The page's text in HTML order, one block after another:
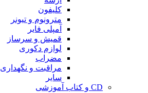
کلیفون
مترونوم و تیونر
آمپلی فایر
قمیش و سرساز
لوازم دکوری
مضراب
مراقبت و نگهداری
سایر
CD و کتاب آموزشی